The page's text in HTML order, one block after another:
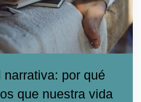
narrativa: por qué
que nuestra vida